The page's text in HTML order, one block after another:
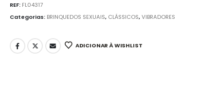
REF: FL04317
Categorias: BRINQUEDOS SEXUAIS, CLÁSSICOS,VIBRADORES
ADICIONAR À WISHLIST